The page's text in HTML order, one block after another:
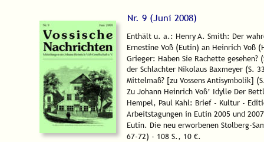
Enthält u. a.: Henry A. Smith: Der
Ernestine Voß (Eutin) an Heinrich
Grieger: Haben Sie Rachette
der Schlachter Nikolaus Baxmeyer (S.
Mittelmaß? [zu Vossens Antisymbolik]
Zu Johann Heinrich Voß’ Idylle Der
Hempel, Paul Kahl: Brief - Kultur -
Arbeitstagungen in Eutin 2005 und
Eutin. Die neu erworbenen Stolberg-
67-72) - 108 S., 10 €.
Nr. 9 (Juni 2008)